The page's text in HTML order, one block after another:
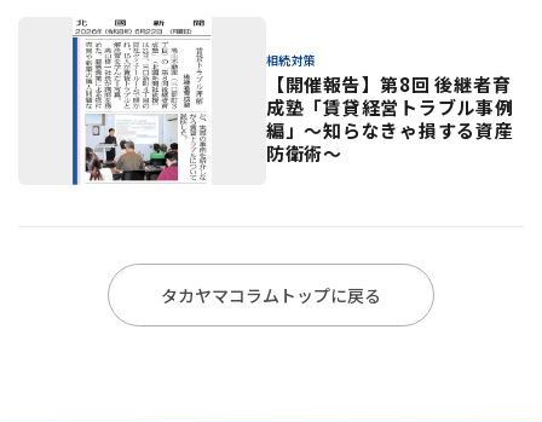
相続対策
【開催報告】第8回 後継者育
成塾「賃貸経営トラブル事例
編」〜知らなきゃ損する資産
防衛術〜
タカヤマコラムトップに戻る